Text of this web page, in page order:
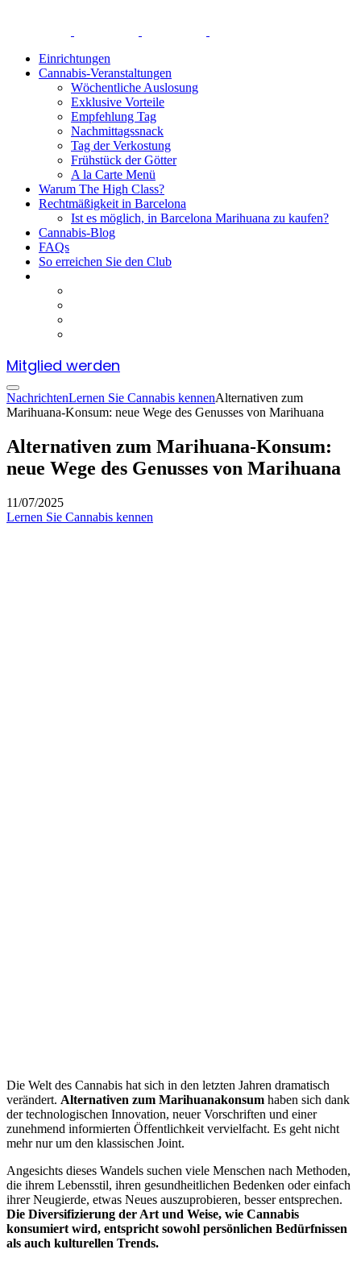
Einrichtungen
Cannabis-Veranstaltungen
Wöchentliche Auslosung
Exklusive Vorteile
Empfehlung Tag
Nachmittagssnack
Tag der Verkostung
Frühstück der Götter
A la Carte Menü
Warum The High Class?
Rechtmäßigkeit in Barcelona
Ist es möglich, in Barcelona Marihuana zu kaufen?
Cannabis-Blog
FAQs
So erreichen Sie den Club
Mitglied werden
NachrichtenLernen Sie Cannabis kennenAlternativen zum
Marihuana-Konsum: neue Wege des Genusses von Marihuana
Alternativen zum Marihuana-Konsum:
neue Wege des Genusses von Marihuana
11/07/2025
Lernen Sie Cannabis kennen
Die Welt des Cannabis hat sich in den letzten Jahren dramatisch
verändert. Alternativen zum Marihuanakonsum haben sich dank
der technologischen Innovation, neuer Vorschriften und einer
zunehmend informierten Öffentlichkeit vervielfacht. Es geht nicht
mehr nur um den klassischen Joint.
Angesichts dieses Wandels suchen viele Menschen nach Methoden,
die ihrem Lebensstil, ihren gesundheitlichen Bedenken oder einfach
ihrer Neugierde, etwas Neues auszuprobieren, besser entsprechen.
Die Diversifizierung der Art und Weise, wie Cannabis
konsumiert wird, entspricht sowohl persönlichen Bedürfnissen
als auch kulturellen Trends.